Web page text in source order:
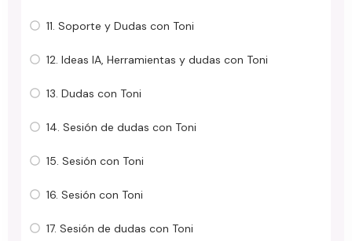
11. Soporte y Dudas con Toni
12. Ideas IA, Herramientas y dudas con Toni
13. Dudas con Toni
14. Sesión de dudas con Toni
15. Sesión con Toni
16. Sesión con Toni
17. Sesión de dudas con Toni